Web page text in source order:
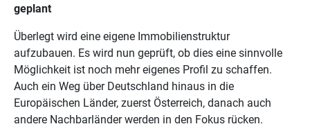
geplant
Überlegt wird eine eigene Immobilienstruktur
aufzubauen. Es wird nun geprüft, ob dies eine sinnvolle
Möglichkeit ist noch mehr eigenes Profil zu schaffen.
Auch ein Weg über Deutschland hinaus in die
Europäischen Länder, zuerst Österreich, danach auch
andere Nachbarländer werden in den Fokus rücken.